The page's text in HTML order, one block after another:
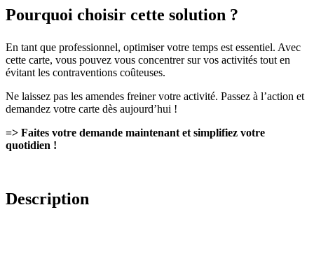
Pourquoi choisir cette solution ?
En tant que professionnel, optimiser votre temps est essentiel. Avec
cette carte, vous pouvez vous concentrer sur vos activités tout en
évitant les contraventions coûteuses.
Ne laissez pas les amendes freiner votre activité. Passez à l’action et
demandez votre carte dès aujourd’hui !
=> Faites votre demande maintenant et simplifiez votre
quotidien !
Description